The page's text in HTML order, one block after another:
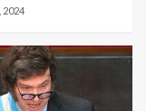
2024